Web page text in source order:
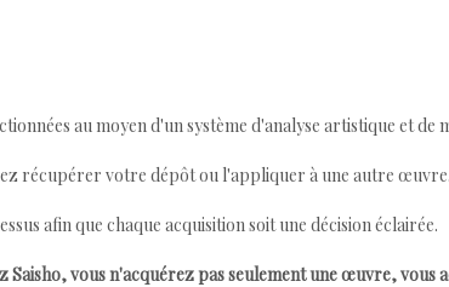
au moyen d'un système d'analyse artistique et
récupérer votre dépôt ou l'appliquer à une autre œuvre.
afin que chaque acquisition soit une décision éclairée.
Saisho, vous n'acquérez pas seulement une œuvre, vous